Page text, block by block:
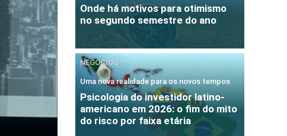
Onde há motivos para otimismo
no segundo semestre do ano
NEGÓCIOS
Uma nova realidade para os novos tempos
Psicologia do investidor latino-
americano em 2026: o fim do mito
do risco por faixa etária